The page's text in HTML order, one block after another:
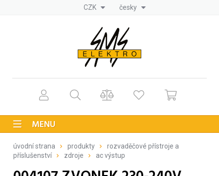
CZK česky
MENU
úvodní strana produkty
rozvaděčové přístroje a
příslušenství
zdroje ac výstup